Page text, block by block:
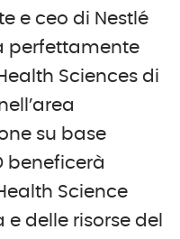
e ceo di Nestlé
perfettamente
Sciences di
su base
beneficerà
Science
delle risorse del